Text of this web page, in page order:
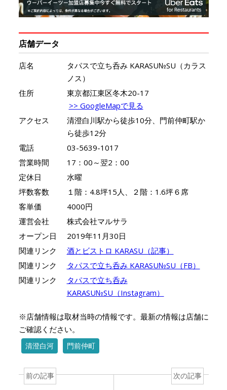
店舗データ
店名
タパスで立ち呑み KARASU№SU（カラス
ノス）
住所
東京都江東区冬木20-17
>> GoogleMapで見る
アクセス
清澄白川駅から徒歩10分、門前仲町駅か
ら徒歩12分
電話
03-5639-1017
営業時間
17：00～翌2：00
定休日
水曜
坪数客数
１階：4.8坪15人、２階：1.6坪６席
客単価
4000円
運営会社
株式会社マルサラ
オープン日
2019年11月30日
関連リンク
酒とビストロ KARASU（記事）
関連リンク
タパスで立ち呑み KARASU№SU（FB）
関連リンク
タパスで立ち呑み
KARASU№SU（Instagram）
※店舗情報は取材当時の情報です。最新の情報は店舗に
ご確認ください。
清澄白河 門前仲町
前の記事 次の記事